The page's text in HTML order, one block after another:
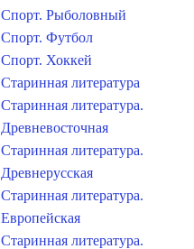
Спорт. Рыболовный
Спорт. Футбол
Спорт. Хоккей
Старинная литература
Старинная литература.
Древневосточная
Старинная литература.
Древнерусская
Старинная литература.
Европейская
Старинная литература.